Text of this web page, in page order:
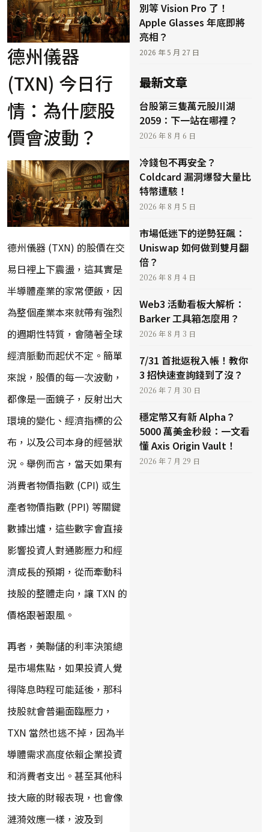
德州儀器
(TXN) 今日行
情：為什麼股
價會波動？
德州儀器 (TXN) 的股價在交
易日裡上下震盪，這其實是
半導體產業的家常便飯，因
為整個產業本來就帶有強烈
的週期性特質，會隨著全球
經濟脈動而起伏不定。簡單
來說，股價的每一次波動，
都像是一面鏡子，反射出大
環境的變化、經濟指標的公
布，以及公司本身的經營狀
況。舉例而言，當天如果有
消費者物價指數 (CPI) 或生
產者物價指數 (PPI) 等關鍵
數據出爐，這些數字會直接
影響投資人對通膨壓力和經
濟成長的預期，從而牽動科
技股的整體走向，讓 TXN 的
價格跟著跟風。
再者，美聯儲的利率決策總
是市場焦點，如果投資人覺
得降息時程可能延後，那科
技股就會普遍面臨壓力，
TXN 當然也逃不掉，因為半
導體需求高度依賴企業投資
和消費者支出。甚至其他科
技大廠的財報表現，也會像
漣漪效應一樣，波及到
別等 Vision Pro 了！
Apple Glasses 年底即將
亮相？
2026 年 5 月 27 日
最新文章
台股第三隻萬元股川湖
2059：下一站在哪裡？
2026 年 8 月 6 日
冷錢包不再安全？
Coldcard 漏洞爆發大量比
特幣遭駭！
2026 年 8 月 5 日
市場低迷下的逆勢狂飆：
Uniswap 如何做到雙月翻
倍？
2026 年 8 月 4 日
Web3 活動看板大解析：
Barker 工具箱怎麼用？
2026 年 8 月 3 日
7/31 首批返稅入帳！教你
3 招快速查詢錢到了沒？
2026 年 7 月 30 日
穩定幣又有新 Alpha？
5000 萬美金秒殺：一文看
懂 Axis Origin Vault！
2026 年 7 月 29 日